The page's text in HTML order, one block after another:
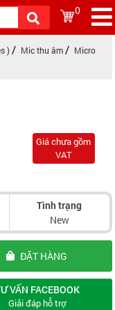
0
) Mic thu âm
Micro
Giá chưa gồm
VAT
Tình trạng
New
ĐẶT HÀNG
VẤN FACEBOOK
Giải đáp hỗ trợ